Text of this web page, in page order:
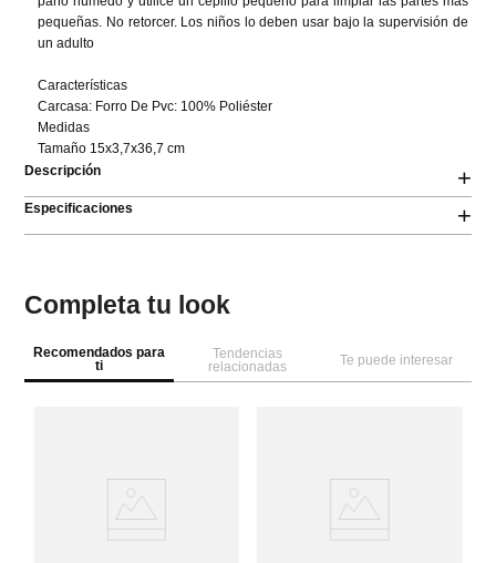
pequeñas. No retorcer. Los niños lo deben usar bajo la supervisión de
un adulto
Características
Carcasa: Forro De Pvc: 100% Poliéster
Medidas
Tamaño 15x3,7x36,7 cm
Descripción
+
Especificaciones +
Completa tu look
Recomendados para
ti
Tendencias
relacionadas
Te puede interesar